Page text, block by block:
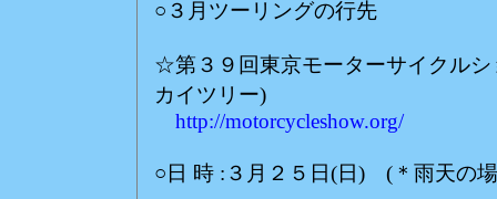
○３月ツーリングの行先
☆第３９回東京モーターサイクル
カイツリー)
http://motorcycleshow.org/
○日 時 :３月２５日(日) (＊雨天の